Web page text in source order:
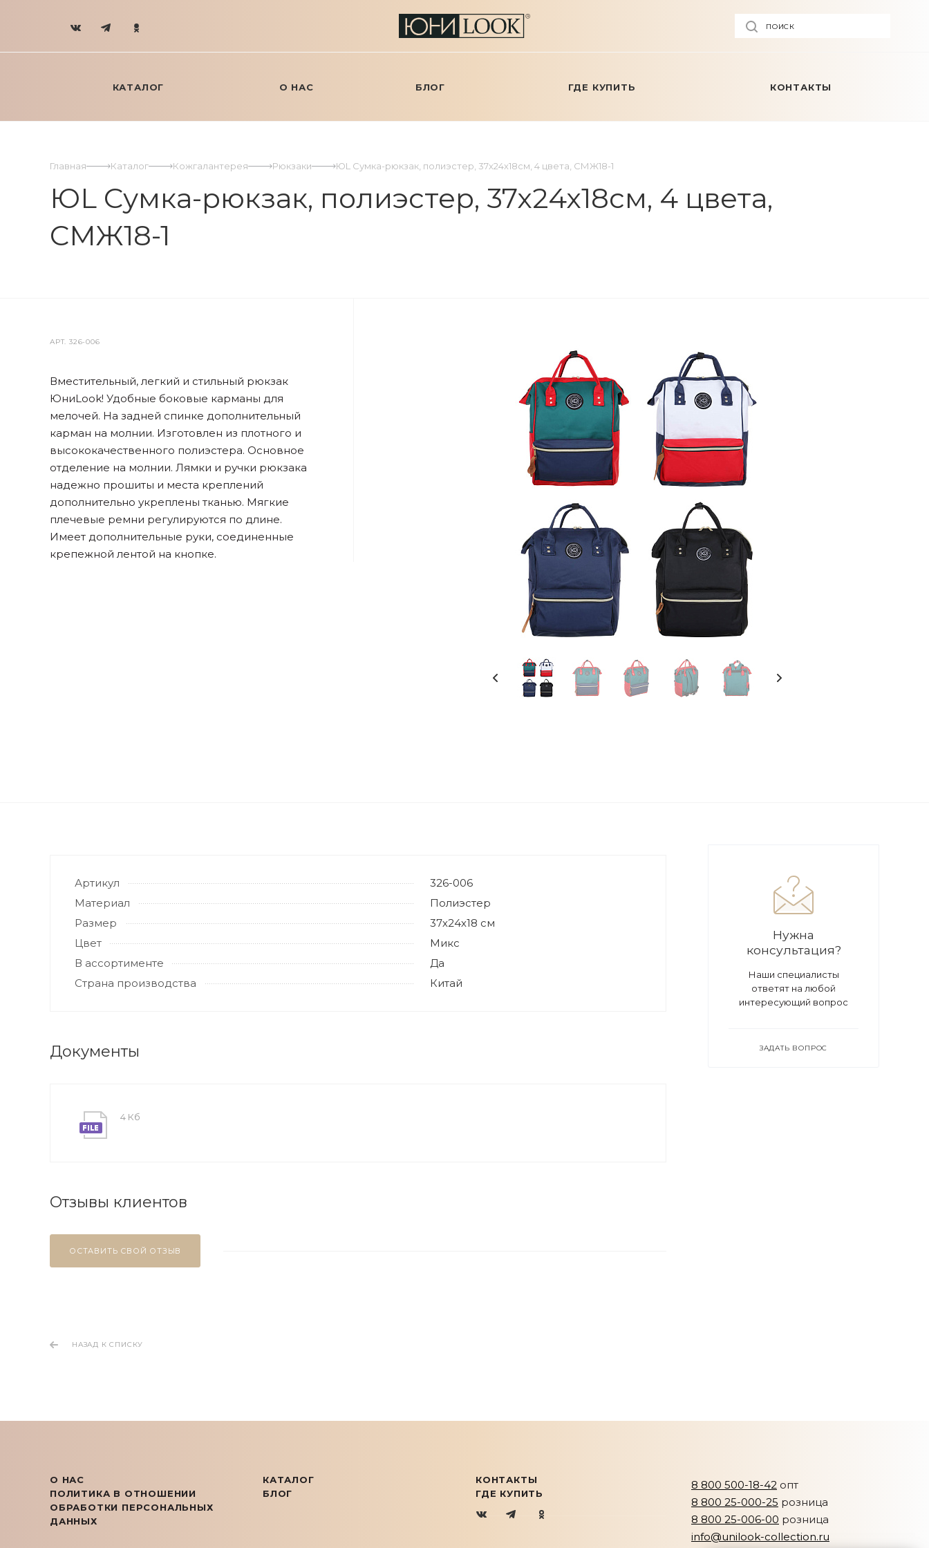
ПОИСК
КАТАЛОГ О НАС БЛОГ ГДЕ КУПИТЬ КОНТАКТЫ
Главная Каталог Кожгалантерея Рюкзаки ЮL Сумка-рюкзак, полиэстер, 37х24х18см, 4 цвета, СМЖ18-1
ЮL Сумка-рюкзак, полиэстер, 37х24х18см, 4 цвета,
СМЖ18-1
АРТ.326-006
Вместительный, легкий и стильный рюкзак
ЮниLook! Удобные боковые карманы для
мелочей. На задней спинке дополнительный
карман на молнии. Изготовлен из плотного и
высококачественного полиэстера. Основное
отделение на молнии. Лямки и ручки рюкзака
надежно прошиты и места креплений
дополнительно укреплены тканью. Мягкие
плечевые ремни регулируются по длине.
Имеет дополнительные руки, соединенные
крепежной лентой на кнопке.
Нужна
консультация?
Наши специалисты
ответят на любой
интересующий вопрос
ЗАДАТЬ ВОПРОС
Артикул
326-006
Материал
Полиэстер
Размер
37х24х18 см
Цвет
Микс
В ассортименте
Да
Страна производства
Китай
Документы
4 Кб
Отзывы клиентов
ОСТАВИТЬ СВОЙ ОТЗЫВ
НАЗАД К СПИСКУ
О НАС
ПОЛИТИКА В ОТНОШЕНИИ
ОБРАБОТКИ ПЕРСОНАЛЬНЫХ
ДАННЫХ
КАТАЛОГ
БЛОГ
КОНТАКТЫ
ГДЕ КУПИТЬ
8 800 500-18-42 опт
8 800 25-000-25 розница
8 800 25-006-00 розница
info@unilook-collection.ru